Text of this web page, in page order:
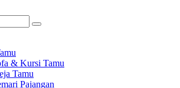
& Kursi Tamu
Tamu
Pajangan